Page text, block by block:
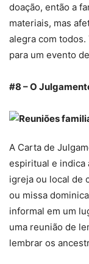
doação, então a
materiais, mas
alegra com todos.
para um evento
#8 – O
A Carta de
espiritual e indica
igreja ou local de
ou missa
informal em um
uma reunião de
lembrar os